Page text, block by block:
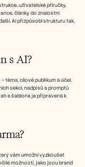
uživatelské příručky,
články do znalostní
AI přizpůsobí strukturu tak,
s AI?
téma, cílové publikum a účel.
sekcí, nadpisů a promptů
a šablona je připravená k
vám umožní vyzkoušet
možnosti, jako jsou brand